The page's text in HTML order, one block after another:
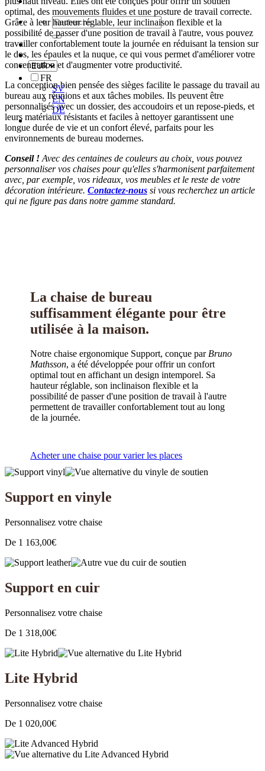
Recherche
de
:
FR
SV
EN
DE
optimal, des mouvements fluides et une posture de travail correcte.
Grâce à leur hauteur réglable, leur inclinaison flexible et la
possibilité de passer d'une position de travail à l'autre, vous pouvez
travailler confortablement toute la journée en réduisant la tension sur
le dos, les épaules et la nuque, ce qui vous permet d'améliorer votre
concentration et d'augmenter votre productivité.
La conception bien pensée des sièges facilite le passage du travail au
bureau aux réunions et aux tâches mobiles. Ils peuvent être
personnalisés avec un dossier, des accoudoirs et un repose-pieds, et
leurs matériaux résistants et faciles à nettoyer garantissent une
longue durée de vie et un confort élevé, parfaits pour les
environnements de bureau modernes.
Conseil ! Avec des centaines de couleurs au choix, vous pouvez
personnaliser vos chaises pour qu'elles s'harmonisent parfaitement
avec, par exemple, vos rideaux, vos meubles et le reste de votre
décoration intérieure. Contactez-nous si vous recherchez un article
qui ne figure pas dans notre gamme standard.
La chaise de bureau
suffisamment élégante pour être
utilisée à la maison.
Notre chaise ergonomique Support, conçue parBruno
Mathsson, a été développée pour offrir un confort
optimal tout en affichant un design intemporel. Sa
hauteur réglable, son inclinaison flexible et la
possibilité de passer d'une position de travail à l'autre
permettent de travailler confortablement tout au long
de la journée.
Acheter une chaise pour varier les places
Support en vinyle
Personnalisez votre chaise
De 1 163,00€
Support en cuir
Personnalisez votre chaise
De 1 318,00€
Lite Hybrid
Personnalisez votre chaise
De 1 020,00€